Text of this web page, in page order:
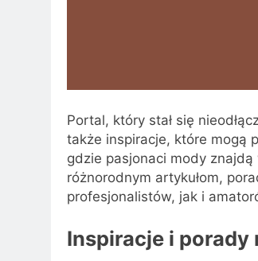
Portal, który stał się
także inspiracje, które mogą
gdzie pasjonaci mody
różnorodnym artykułom,
profesjonalistów, jak i
Inspiracje i porady